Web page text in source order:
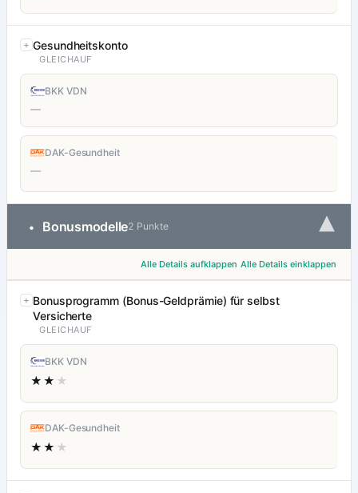
Gesundheitskonto
GLEICHAUF
BKK VDN
—
DAK-Gesundheit
—
• Bonusmodelle2 Punkte ▾
Alle Details aufklappen Alle Details einklappen
Bonusprogramm (Bonus-Geldprämie) für selbst
Versicherte
GLEICHAUF
BKK VDN
★★ ★
DAK-Gesundheit
★★ ★